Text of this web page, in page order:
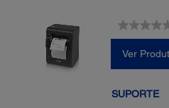
Ver
SUPORTE